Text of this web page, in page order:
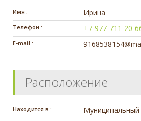
Имя : Ирина
Телефон : +7-977-711-20-
E-mail :
Расположение
Находится в :